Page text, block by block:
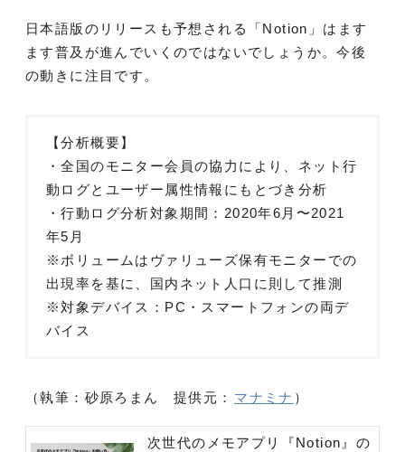
日本語版のリリースも予想される「Notion」はます
ます普及が進んでいくのではないでしょうか。今後
の動きに注目です。
【分析概要】
・全国のモニター会員の協力により、ネット行
動ログとユーザー属性情報にもとづき分析
・行動ログ分析対象期間：2020年6月〜2021
年5月
※ボリュームはヴァリューズ保有モニターでの
出現率を基に、国内ネット人口に則して推測
※対象デバイス：PC・スマートフォンの両デ
バイス
（執筆：砂原ろまん 提供元： マナミナ ）
次世代のメモアプリ『Notion』の